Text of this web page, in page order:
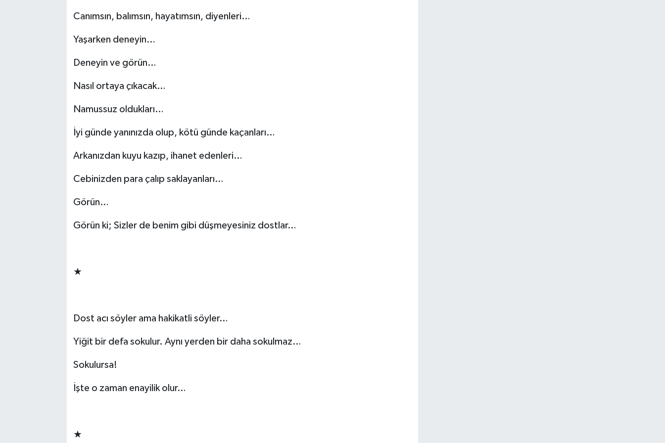
Canımsın, balımsın, hayatımsın, diyenleri…
Yaşarken deneyin…
Deneyin ve görün…
Nasıl ortaya çıkacak…
Namussuz oldukları…
İyi günde yanınızda olup, kötü günde kaçanları…
Arkanızdan kuyu kazıp, ihanet edenleri…
Cebinizden para çalıp saklayanları…
Görün…
Görün ki; Sizler de benim gibi düşmeyesiniz dostlar…
★
Dost acı söyler ama hakikatli söyler…
Yiğit bir defa sokulur. Aynı yerden bir daha sokulmaz…
Sokulursa!
İşte o zaman enayilik olur…
★